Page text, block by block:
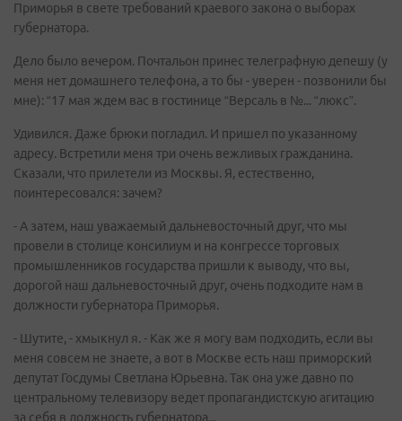
Приморья в свете требований краевого закона о выборах
губернатора.
Дело было вечером. Почтальон принес телеграфную депешу (у
меня нет домашнего телефона, а то бы - уверен - позвонили бы
мне): “17 мая ждем вас в гостинице “Версаль в №... “люкс”.
Удивился. Даже брюки погладил. И пришел по указанному
адресу. Встретили меня три очень вежливых гражданина.
Сказали, что прилетели из Москвы. Я, естественно,
поинтересовался: зачем?
- А затем, наш уважаемый дальневосточный друг, что мы
провели в столице консилиум и на конгрессе торговых
промышленников государства пришли к выводу, что вы,
дорогой наш дальневосточный друг, очень подходите нам в
должности губернатора Приморья.
- Шутите, - хмыкнул я. - Как же я могу вам подходить, если вы
меня совсем не знаете, а вот в Москве есть наш приморский
депутат Госдумы Светлана Юрьевна. Так она уже давно по
центральному телевизору ведет пропагандистскую агитацию
за себя в должность губернатора...